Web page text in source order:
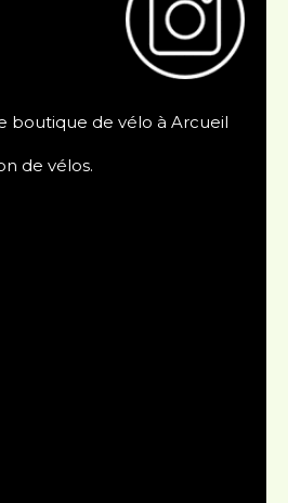
boutique de vélo à Arcueil
de vélos.